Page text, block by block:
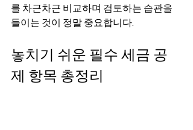
를 차근차근 비교하며 검토하는 습관을
들이는 것이 정말 중요합니다.
놓치기 쉬운 필수 세금 공
제 항목 총정리